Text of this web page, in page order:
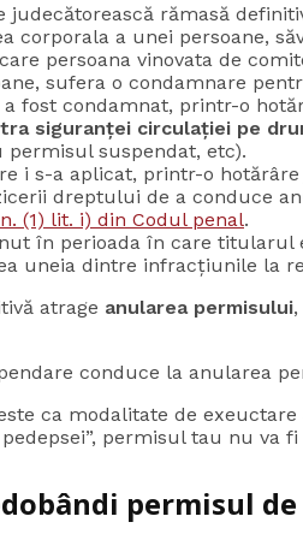
rămasă
corporala a unei persoane,
persoana vinovata de
sufera o condamnare
fost condamnat, printr-o
siguranței circulației pe
suspendat, etc).
i s-a aplicat, printr-o hotărâre
dreptului de a conduce
(1) lit. i) din Codul penal.
în perioada în care
uneia dintre infracțiunile la
atrage anularea permisului
conduce la anularea
ca modalitate de
permisul tau nu va
permisul